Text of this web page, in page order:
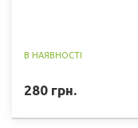
В НАЯВНОСТІ
280 грн.